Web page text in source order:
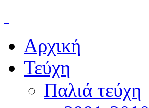
Αρχική
Τεύχη
Παλιά τεύχη